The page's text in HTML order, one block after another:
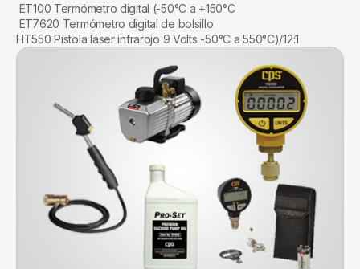
ET100 Termómetro digital (-50°C a +150°C
ET7620 Termómetro digital de bolsillo
HT550 Pistola láser infrarojo 9 Volts -50°C a 550°C)/12:1